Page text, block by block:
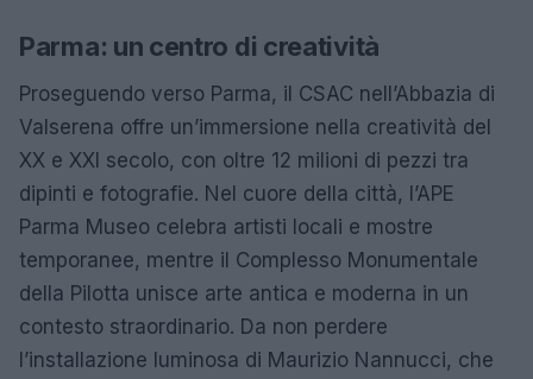
Parma: un centro di creatività
Proseguendo verso Parma, il CSAC nell’Abbazia di
Valserena offre un’immersione nella creatività del
XX e XXI secolo, con oltre 12 milioni di pezzi tra
dipinti e fotografie. Nel cuore della città, l’APE
Parma Museo celebra artisti locali e mostre
temporanee, mentre il Complesso Monumentale
della Pilotta unisce arte antica e moderna in un
contesto straordinario. Da non perdere
l’installazione luminosa di Maurizio Nannucci, che